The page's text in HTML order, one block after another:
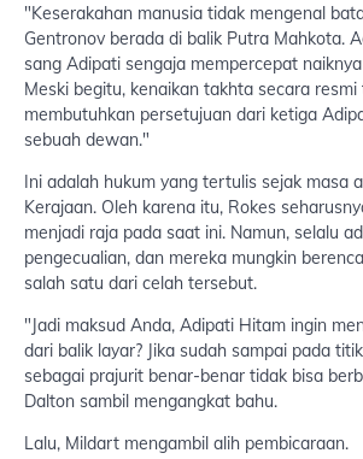
"Keserakahan manusia tidak mengenal
Gentronov berada di balik Putra Mahkota.
sang Adipati sengaja mempercepat
Meski begitu, kenaikan takhta secara
membutuhkan persetujuan dari ketiga
sebuah dewan."
Ini adalah hukum yang tertulis sejak masa
Kerajaan. Oleh karena itu, Rokes
menjadi raja pada saat ini. Namun, selalu
pengecualian, dan mereka mungkin
salah satu dari celah tersebut.
"Jadi maksud Anda, Adipati Hitam ingin
dari balik layar? Jika sudah sampai pada
sebagai prajurit benar-benar tidak bisa
Dalton sambil mengangkat bahu.
Lalu, Mildart mengambil alih pembicaraan.